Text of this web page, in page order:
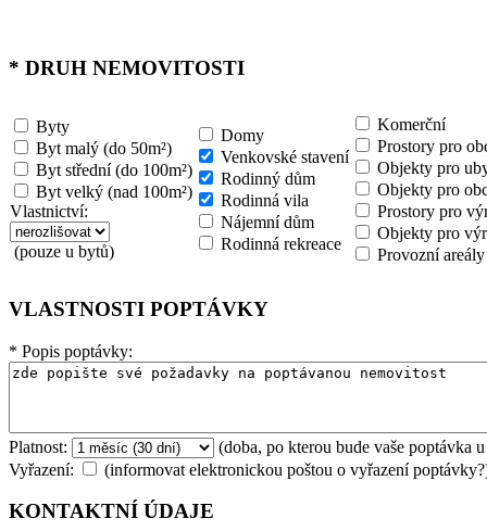
* DRUH NEMOVITOSTI
Byty
Byt malý (do 50m²)
Byt střední (do 100m²)
Byt velký (nad 100m²)
Vlastnictví:
(pouze u bytů)
Domy
Venkovské stavení
Rodinný dům
Rodinná vila
Nájemní dům
Rodinná rekreace
Komerční
Prostory pro
Objekty pro
Objekty pro
Prostory pro
Objekty pro
Provozní areály
VLASTNOSTI POPTÁVKY
* Popis poptávky:
Platnost:
(doba, po kterou bude vaše poptávka
Vyřazení:
(informovat elektronickou poštou o vyřazení
KONTAKTNÍ ÚDAJE